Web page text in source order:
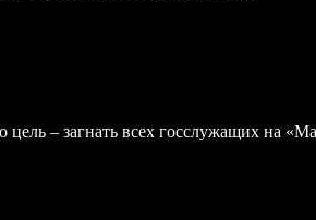
цель – загнать всех госслужащих на